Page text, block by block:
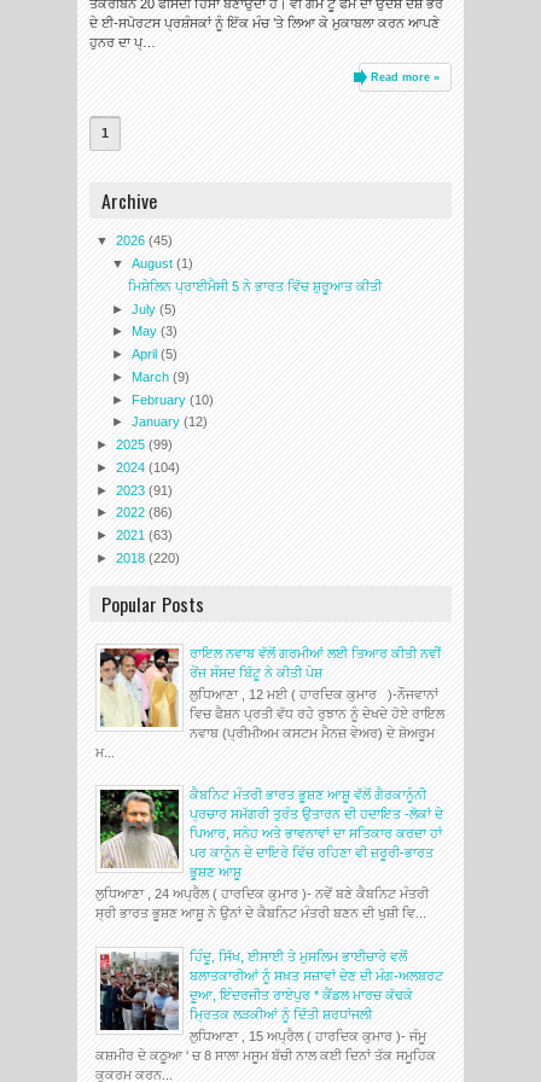
ਤਕਰੀਬਨ 20 ਫੀਸਦੀ ਹਿੱਸਾ ਬਣਾਉਂਦਾ ਹੈ। ਵੀ ਗੇਮ ਟੂ ਫੇਮ ਦਾ ਉਦੇਸ਼ ਦੇਸ਼ ਭਰ
ਦੇ ਈ-ਸਪੋਰਟਸ ਪ੍ਰਸ਼ੰਸਕਾਂ ਨੂੰ ਇੱਕ ਮੰਚ ’ਤੇ ਲਿਆ ਕੇ ਮੁਕਾਬਲਾ ਕਰਨ ਆਪਣੇ
ਹੁਨਰ ਦਾ ਪ੍…
Read more »
1
Archive
▼ 2026 (45)
▼August(1)
ਮਿਸ਼ੇਲਿਨ ਪ੍ਰਾਈਮੈਸੀ 5 ਨੇ ਭਾਰਤ ਵਿੱਚ ਸ਼ੁਰੂਆਤ ਕੀਤੀ
►July(5)
► May(3)
►April(5)
►March(9)
►February(10)
►January(12)
► 2025 (99)
► 2024 (104)
► 2023 (91)
► 2022 (86)
► 2021 (63)
► 2018 (220)
Popular Posts
ਰਾਇਲ ਨਵਾਬ ਵੱਲੋਂ ਗਰਮੀਆਂ ਲਈ ਤਿਆਰ ਕੀਤੀ ਨਵੀਂ
ਰੇਂਜ ਸੰਸਦ ਬਿੱਟੂ ਨੇ ਕੀਤੀ ਪੇਸ਼
ਲੁਧਿਆਣਾ , 12 ਮਈ ( ਹਾਰਦਿਕ ਕੁਮਾਰ )-ਨੌਜਵਾਨਾਂ
ਵਿਚ ਫੈਸ਼ਨ ਪ੍ਰਤੀ ਵੱਧ ਰਹੇ ਰੁਝਾਨ ਨੂੰ ਦੇਖਦੇ ਹੋਏ ਰਾਇਲ
ਨਵਾਬ (ਪ੍ਰੀਮੀਅਮ ਕਸਟਮ ਮੈਨਜ਼ ਵੇਅਰ) ਦੇ ਸ਼ੋਅਰੂਮ
ਮ...
ਕੈਬਨਿਟ ਮੰਤਰੀ ਭਾਰਤ ਭੂਸ਼ਣ ਆਸ਼ੂ ਵੱਲੋਂ ਗੈਰਕਾਨੂੰਨੀ
ਪ੍ਰਚਾਰ ਸਮੱਗਰੀ ਤੁਰੰਤ ਉਤਾਰਨ ਦੀ ਹਦਾਇਤ -ਲੋਕਾਂ ਦੇ
ਪਿਆਰ, ਸਨੇਹ ਅਤੇ ਭਾਵਨਾਵਾਂ ਦਾ ਸਤਿਕਾਰ ਕਰਦਾ ਹਾਂ
ਪਰ ਕਾਨੂੰਨ ਦੇ ਦਾਇਰੇ ਵਿੱਚ ਰਹਿਣਾ ਵੀ ਜ਼ਰੂਰੀ-ਭਾਰਤ
ਭੂਸ਼ਣ ਆਸ਼ੂ
ਲੁਧਿਆਣਾ , 24 ਅਪ੍ਰੈਲ ( ਹਾਰਦਿਕ ਕੁਮਾਰ )- ਨਵੇਂ ਬਣੇ ਕੈਬਨਿਟ ਮੰਤਰੀ
ਸ੍ਰੀ ਭਾਰਤ ਭੂਸ਼ਣ ਆਸ਼ੂ ਨੇ ਉਨਾਂ ਦੇ ਕੈਬਨਿਟ ਮੰਤਰੀ ਬਣਨ ਦੀ ਖੁਸ਼ੀ ਵਿ...
ਹਿੰਦੂ, ਸਿੱਖ, ਈਸਾਈ ਤੇ ਮੁਸਲਿਮ ਭਾਈਚਾਰੇ ਵਲੋਂ
ਬਲਾਤਕਾਰੀਆਂ ਨੂੰ ਸਖ਼ਤ ਸਜ਼ਾਵਾਂ ਦੇਣ ਦੀ ਮੰਗ-ਅਲਬਰਟ
ਦੂਆ, ਇੰਦਰਜੀਤ ਰਾਏਪੁਰ * ਕੈਂਡਲ ਮਾਰਚ ਕੱਢਕੇ
ਮ੍ਰਿਤਕ ਲੜਕੀਆਂ ਨੂੰ ਦਿੱਤੀ ਸ਼ਰਧਾਂਜਲੀ
ਲੁਧਿਆਣਾ , 15 ਅਪ੍ਰੈਲ ( ਹਾਰਦਿਕ ਕੁਮਾਰ )- ਜੰਮੂ
ਕਸ਼ਮੀਰ ਦੇ ਕਠੂਆ ' ਚ 8 ਸਾਲਾ ਮਸੂਮ ਬੱਚੀ ਨਾਲ ਕਈ ਦਿਨਾਂ ਤੱਕ ਸਮੂਹਿਕ
ਕੁਕਰਮ ਕਰਨ...